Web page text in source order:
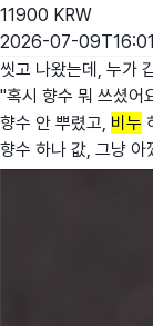
11900 KRW
2026-07-
씻고 나왔는데, 누가
"혹시 향수 뭐 쓰셨어
향수 안 뿌렸고, 비누
향수 하나 값, 그냥 아